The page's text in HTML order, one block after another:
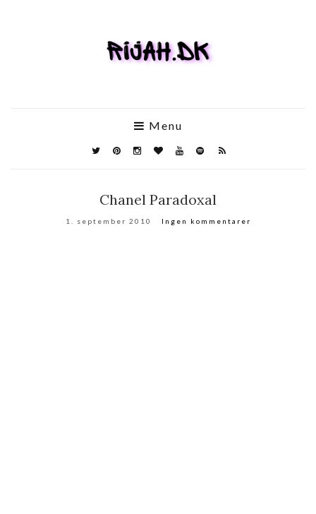
Menu
Chanel Paradoxal
1. september 2010 Ingen kommentarer